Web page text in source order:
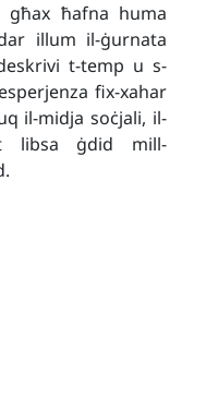
għax ħafna huma
illum il-ġurnata
t-temp u s-
fix-xahar
il-midja soċjali, il-
libsa ġdid mill-